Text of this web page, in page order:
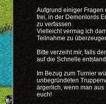
Aufgrund einiger Fragen
frei, in der Demonlords
zu verfassen.
Vielleicht vermag ich
Teilnahme zu
Bitte verzeiht mir, falls
auf die Schnelle
Im Bezug zum Turnier
unbegründeten
ärgerlich, wenn man
euch!